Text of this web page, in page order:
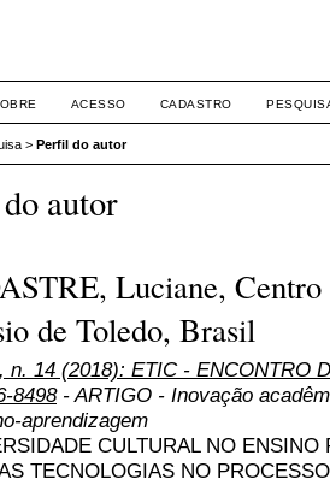
ACESSO CADASTRO
> Perfil do autor
autor
Luciane,
de Toledo, Brasil
n. 14 (2018): ETIC - ENCONTRO
8498- ARTIGO - Inovação
aprendizagem
CULTURAL NO
TECNOLOGIAS NO